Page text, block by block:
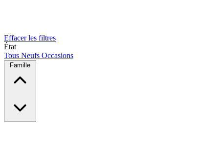
Effacer les filtres
État
Tous Neufs Occasions
Famille